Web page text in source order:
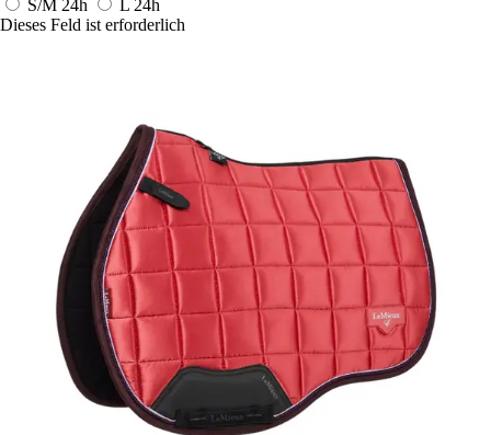
S/M 24h L 24h
Dieses Feld ist erforderlich